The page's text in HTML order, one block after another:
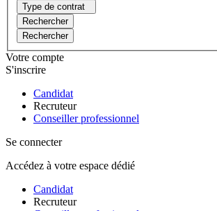
Type de contrat
Rechercher
Rechercher
Votre compte
S'inscrire
Candidat
Recruteur
Conseiller professionnel
Se connecter
Accédez à votre espace dédié
Candidat
Recruteur